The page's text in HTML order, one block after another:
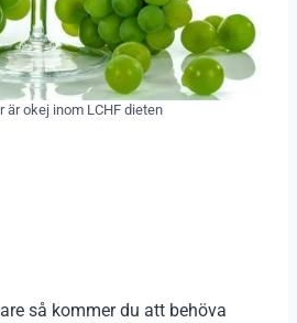
är okej inom LCHF dieten
så kommer du att behöva